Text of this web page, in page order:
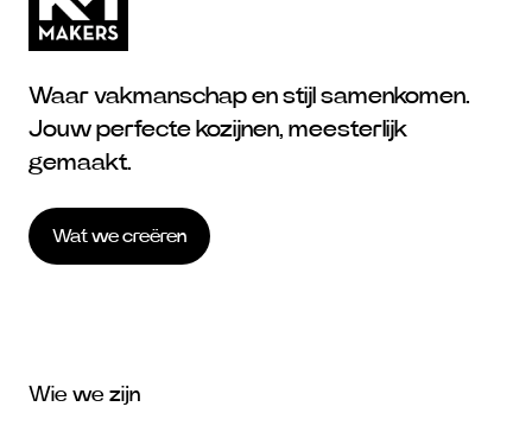
Waar vakmanschap en stijl samenkomen.
Jouw perfecte kozijnen, meesterlijk
gemaakt.
Wat we creëren
Wie we zijn